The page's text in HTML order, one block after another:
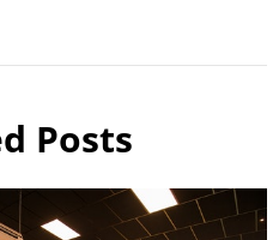
Posts